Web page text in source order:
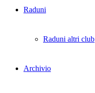
Raduni
Raduni altri club
Archivio